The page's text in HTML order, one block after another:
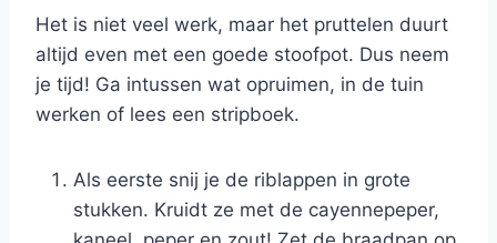
Het is niet veel werk, maar het pruttelen duurt
altijd even met een goede stoofpot. Dus neem
je tijd! Ga intussen wat opruimen, in de tuin
werken of lees een stripboek.
Als eerste snij je de riblappen in grote
stukken. Kruidt ze met de cayennepeper,